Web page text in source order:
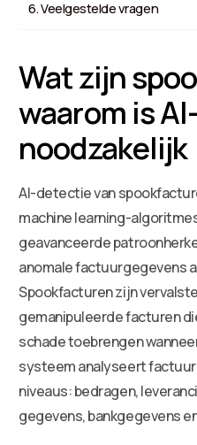
Veelgestelde vragen
Wat zijn
waarom is
noodzakelijk
AI-detectie van
machine learning-
geavanceerde
anomale factuurgegevens
Spookfacturen zijn
gemanipuleerde facturen
schade toebrengen
systeem analyseert
niveaus: bedragen,
gegevens, bankgegevens